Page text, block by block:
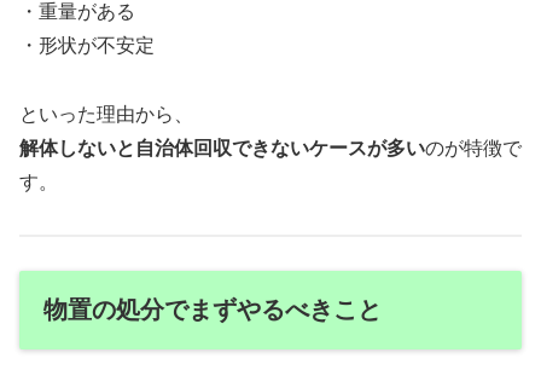
・重量がある
・形状が不安定
といった理由から、
解体しないと自治体回収できないケースが多いのが特徴で
す。
物置の処分でまずやるべきこと